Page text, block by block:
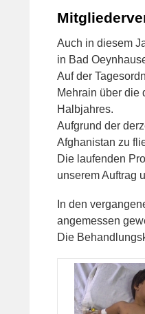
Auch in diesem
in Bad
Auf der
Mehrain über die
Halbjahres.
Aufgrund der
Afghanistan zu
Die laufenden
unserem Auftrag
In den
angemessen
Die